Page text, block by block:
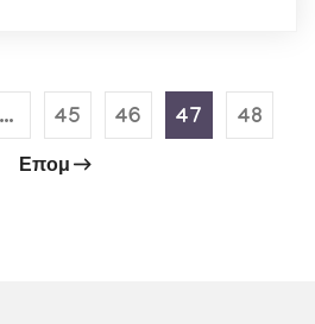
… 45 46 47 48
Επομ